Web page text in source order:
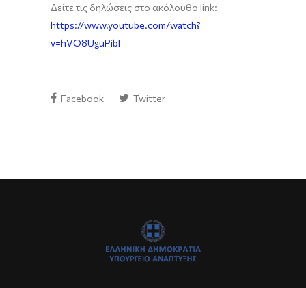
Δείτε τις δηλώσεις στο ακόλουθο link:
https://www.youtube.com/watch?
v=hVO8UguPibI
Facebook Twitter